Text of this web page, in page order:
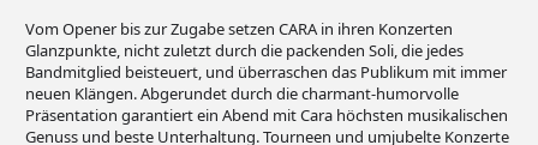
Vom Opener bis zur Zugabe setzen CARA in ihren Konzerten
Glanzpunkte, nicht zuletzt durch die packenden Soli, die jedes
Bandmitglied beisteuert, und überraschen das Publikum mit immer
neuen Klängen. Abgerundet durch die charmant-humorvolle
Präsentation garantiert ein Abend mit Cara höchsten musikalischen
Genuss und beste Unterhaltung. Tourneen und umjubelte Konzerte